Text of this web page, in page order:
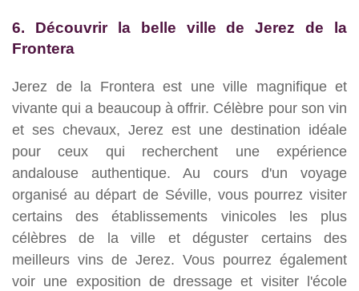
6. Découvrir la belle ville de Jerez de la
Frontera
Jerez de la Frontera est une ville magnifique et
vivante qui a beaucoup à offrir. Célèbre pour son vin
et ses chevaux, Jerez est une destination idéale
pour ceux qui recherchent une expérience
andalouse authentique. Au cours d'un voyage
organisé au départ de Séville, vous pourrez visiter
certains des établissements vinicoles les plus
célèbres de la ville et déguster certains des
meilleurs vins de Jerez. Vous pourrez également
voir une exposition de dressage et visiter l'école